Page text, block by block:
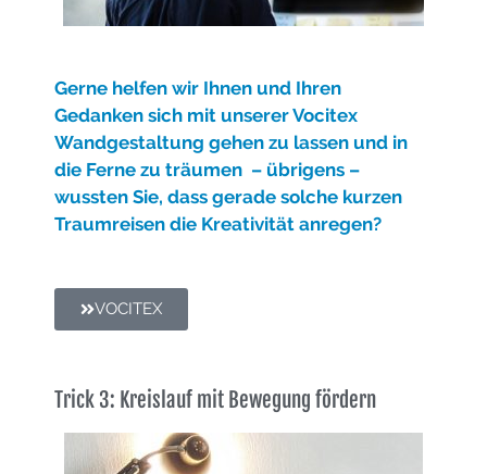
Gerne helfen wir Ihnen und Ihren
Gedanken sich mit unserer Vocitex
Wandgestaltung gehen zu lassen und in
die Ferne zu träumen – übrigens –
wussten Sie, dass gerade solche kurzen
Traumreisen die Kreativität anregen?
VOCITEX
Trick 3: Kreislauf mit Bewegung fördern